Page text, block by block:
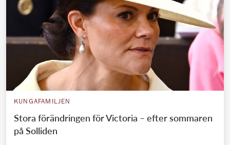
KUNGAFAMILJEN
Stora förändringen för Victoria – efter sommaren
på Solliden